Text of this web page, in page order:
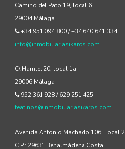
Camino del Pato 19, local 6
29004 Málaga
+34 951 094 800 / +34 640 641 334
info@inmobiliariasikaros.com
C\ Hamlet 20, local 1a
29006 Málaga
952 361 928 / 629 251 425
teatinos@inmobiliariasikaros.com
Avenida Antonio Machado 106, Local 2
C.P.: 29631 Benalmádena Costa